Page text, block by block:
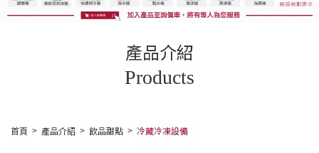
產品介紹
Products
首頁 產品介紹 飲品甜點 冷藏冷凍設備
變更密碼
匯款通知